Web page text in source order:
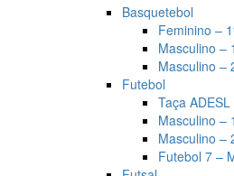
Basquetebol
Feminino –
Masculino –
Masculino –
Futebol
Taça ADESL
Masculino –
Masculino –
Futebol 7 –